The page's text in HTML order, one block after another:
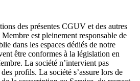
des présentes CGUV et des autres
est pleinement responsable de
dans les espaces dédiés de notre
être conformes à la législation en
La société n’intervient pas
profils. La société s’assure lors de